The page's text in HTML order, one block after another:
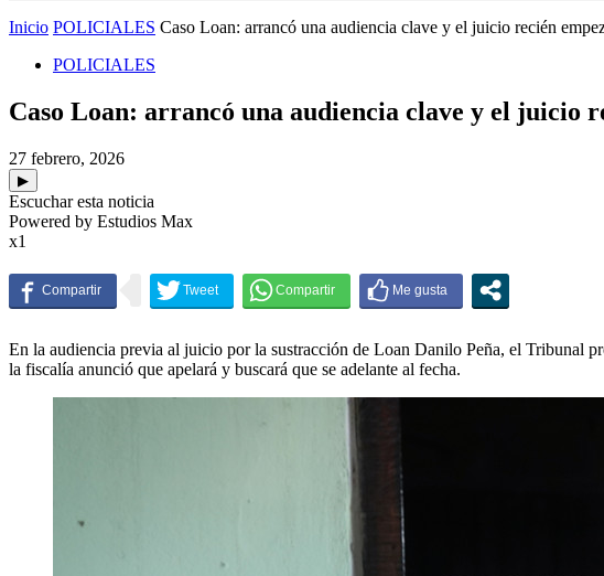
Inicio POLICIALES Caso Loan: arrancó una audiencia clave y el juicio recién
POLICIALES
Caso Loan: arrancó una audiencia clave y el juicio
27 febrero, 2026
▶
Escuchar esta noticia
Powered by Estudios Max
x1
En la audiencia previa al juicio por la sustracción de Loan Danilo Peña, el Tribunal
la fiscalía anunció que apelará y buscará que se adelante al fecha.